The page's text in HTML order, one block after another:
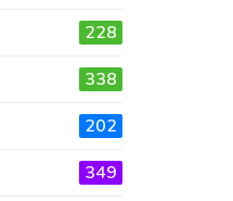
228
338
202
349